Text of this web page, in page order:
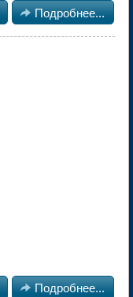
 Подробнее...
 Подробнее...